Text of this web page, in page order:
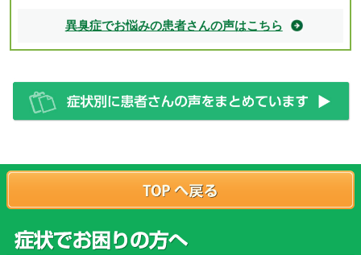
異臭症でお悩みの患者さんの声はこちら